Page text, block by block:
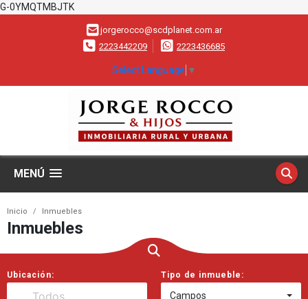
G-0YMQTMBJTK
jorgerocco@scdplanet.com.ar
2223442209
2223436685
Select Language ▼
MENÚ
Inicio Inmuebles
Inmuebles
Ubicación: Tipo de inmueble:
Campos